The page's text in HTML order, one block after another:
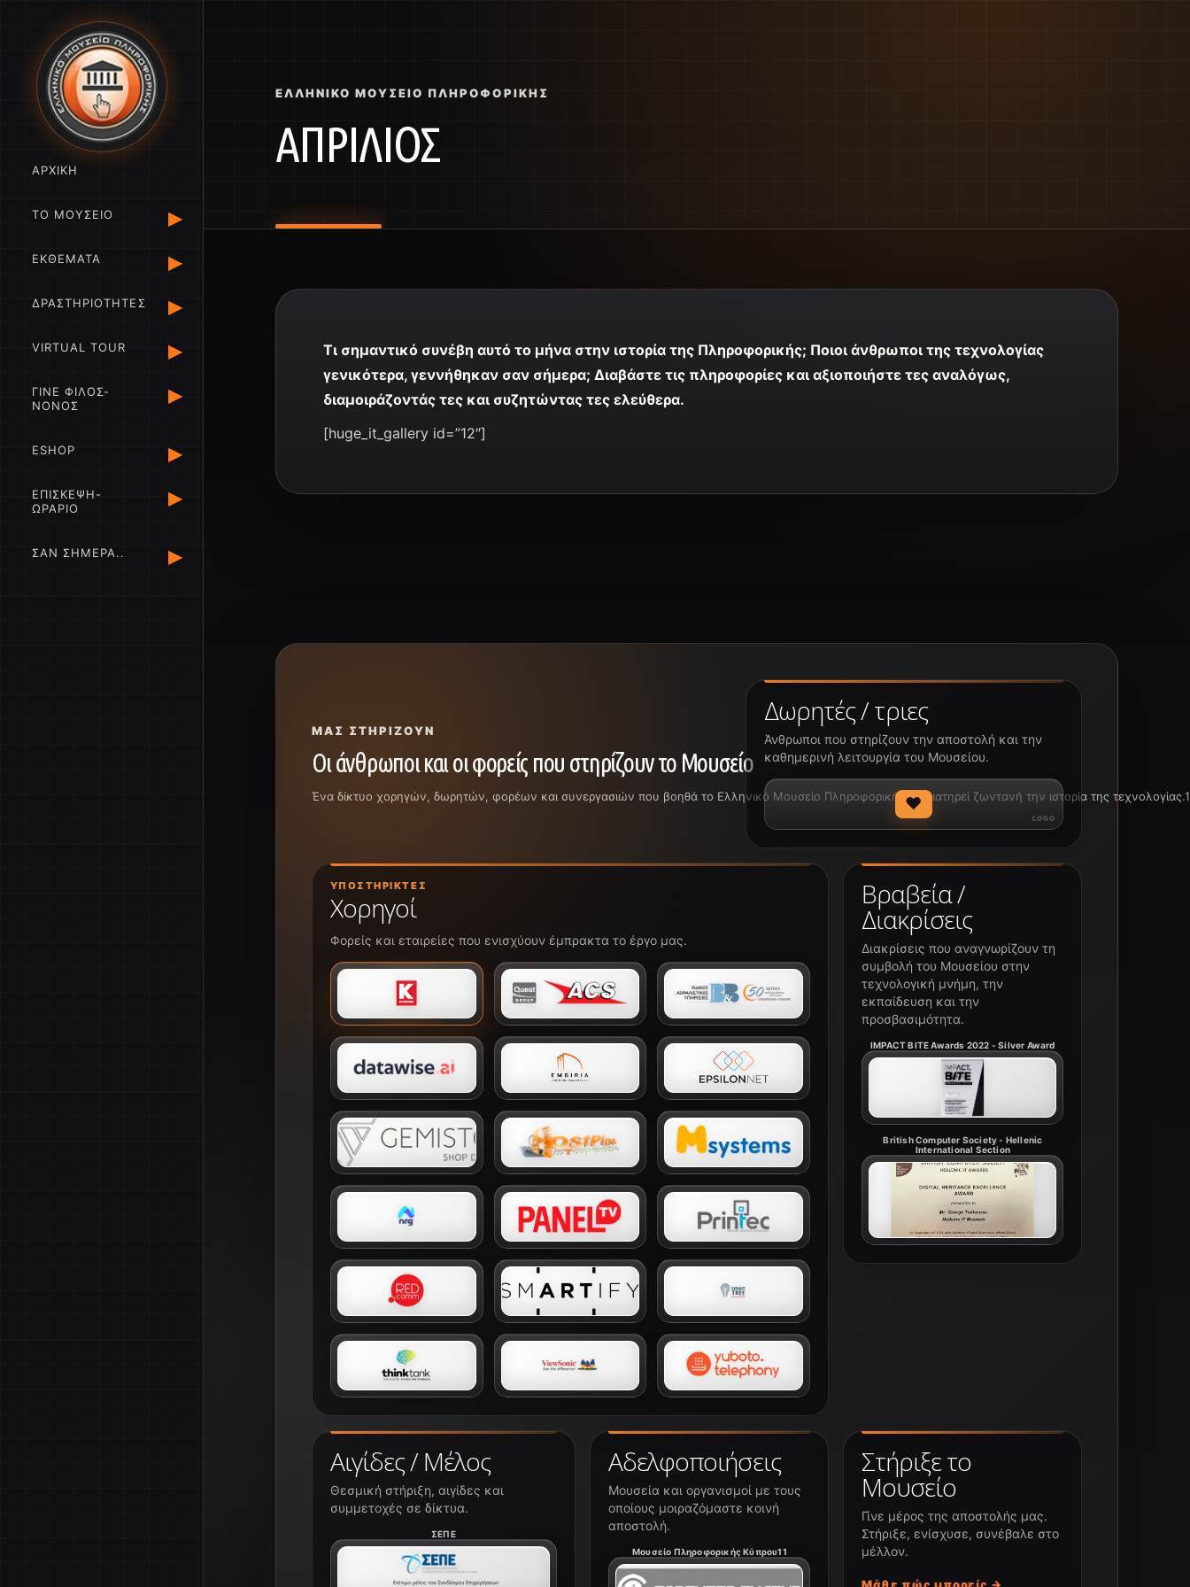
ΑΡΧΙΚΗ
ΤΟ ΜΟΥΣΕΙΟ ▸
ΕΚΘΕΜΑΤΑ ▸
ΔΡΑΣΤΗΡΙΟΤΗΤΕΣ ▸
VIRTUAL TOUR ▸
ΓΙΝΕ ΦΙΛΟΣ-
ΝΟΝΟΣ
▸
ESHOP ▸
ΕΠΙΣΚΕΨΗ-
ΩΡΑΡΙΟ
▸
ΣΑΝ ΣΗΜΕΡΑ.. ▸
ΕΛΛΗΝΙΚΌ ΜΟΥΣΕΊΟ ΠΛΗΡΟΦΟΡΙΚΉΣ
ΑΠΡΙΛΙΟΣ
Τι σημαντικό συνέβη αυτό το μήνα στην ιστορία της Πληροφορικής; Ποιοι άνθρωποι της τεχνολογίας
γενικότερα, γεννήθηκαν σαν σήμερα; Διαβάστε τις πληροφορίες και αξιοποιήστε τες αναλόγως,
διαμοιράζοντάς τες και συζητώντας τες ελεύθερα.
[huge_it_gallery id=”12″]
ΜΑΣ ΣΤΗΡΊΖΟΥΝ
Οι άνθρωποι και οι φορείς που στηρίζουν το Μουσείο
Ένα δίκτυο χορηγών, δωρητών, φορέων και συνεργασιών που βοηθά το Ελληνικό Μουσείο Πληροφορικής να διατηρεί ζωντανή την ιστορία της τεχνολογίας.1
Δωρητές / τριες
Άνθρωποι που στηρίζουν την αποστολή και την
καθημερινή λειτουργία του Μουσείου.
♥
ΥΠΟΣΤΗΡΙΚΤΈΣ
Χορηγοί
Φορείς και εταιρείες που ενισχύουν έμπρακτα το έργο μας.
Αδελφοποιήσεις
Μουσεία και οργανισμοί με τους
οποίους μοιραζόμαστε κοινή
αποστολή.
Μουσείο Πληροφορικής Κύπρου11
Αιγίδες / Μέλος
Θεσμική στήριξη, αιγίδες και
συμμετοχές σε δίκτυα.
ΣΕΠΕ
Βραβεία /
Διακρίσεις
Διακρίσεις που αναγνωρίζουν τη
συμβολή του Μουσείου στην
τεχνολογική μνήμη, την
εκπαίδευση και την
προσβασιμότητα.
IMPACT BITE Awards 2022 - Silver Award
British Computer Society - Hellenic
International Section
Στήριξε το
Μουσείο
Γίνε μέρος της αποστολής μας.
Στήριξε, ενίσχυσε, συνέβαλε στο
μέλλον.
Μάθε πώς μπορείς →